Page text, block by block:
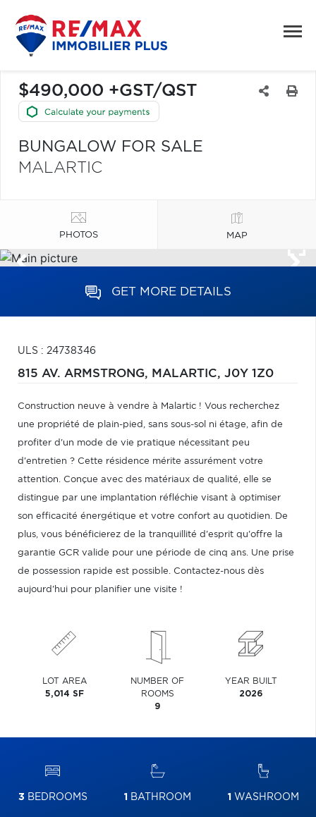
$490,000 +GST/QST
BUNGALOW FOR SALE
MALARTIC
PHOTOS MAP
GET MORE DETAILS
ULS : 24738346
815 AV. ARMSTRONG, MALARTIC, J0Y 1Z0
Construction neuve à vendre à Malartic ! Vous recherchez
une propriété de plain-pied, sans sous-sol ni étage, afin de
profiter d'un mode de vie pratique nécessitant peu
d'entretien ? Cette résidence mérite assurément votre
attention. Conçue avec des matériaux de qualité, elle se
distingue par une implantation réfléchie visant à optimiser
son efficacité énergétique et votre confort au quotidien. De
plus, vous bénéficierez de la tranquillité d'esprit qu'offre la
garantie GCR valide pour une période de cinq ans. Une prise
de possession rapide est possible. Contactez-nous dès
aujourd'hui pour planifier une visite !
LOT AREA
5,014 SF
NUMBER OF
ROOMS
9
YEAR BUILT
2026
3 BEDROOMS 1 BATHROOM 1 WASHROOM